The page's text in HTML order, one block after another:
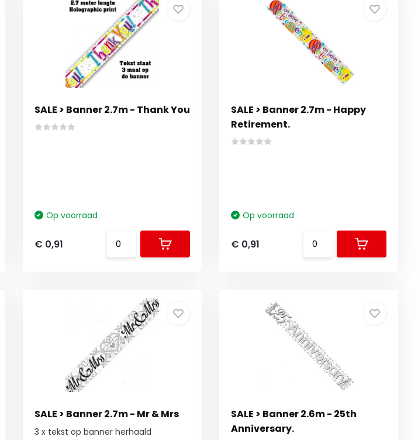
SALE > Banner 2.7m - Thank You
Op voorraad
€ 0,91
SALE > Banner 2.7m - Happy
Retirement.
Op voorraad
€ 0,91
SALE > Banner 2.7m - Mr & Mrs
3 x tekst op banner herhaald
SALE > Banner 2.6m - 25th
Anniversary.